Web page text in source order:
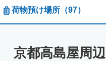
荷物預け場所 （97）
京都高島屋周